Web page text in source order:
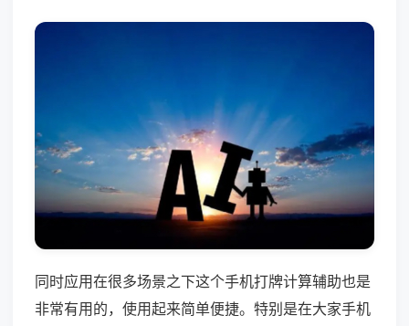
同时应用在很多场景之下这个手机打牌计算辅助也是
非常有用的，使用起来简单便捷。特别是在大家手机